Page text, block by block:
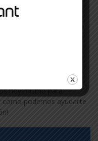
marcas líderes en el
sobre nuestra amplia
para todas tus
hoy mismo para
podemos ayudarte